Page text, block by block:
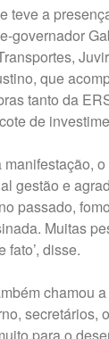
teve a
governador
que
tanto da
de
manifestação,
gestão e
passado,
Muitas
fato’, disse.
chamou
secretários,